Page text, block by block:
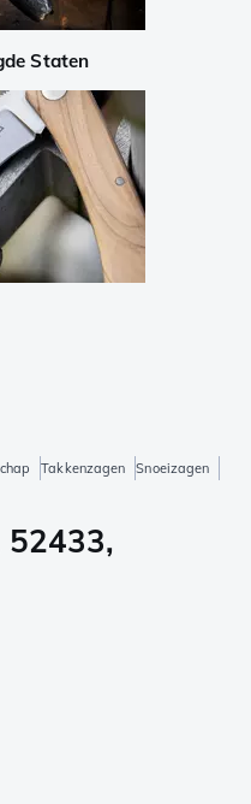
Staten
Takkenzagen
Snoeizagen